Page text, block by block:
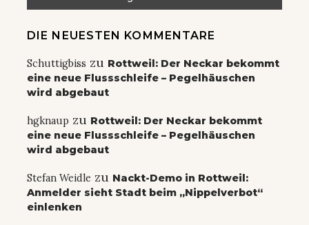
DIE NEUESTEN KOMMENTARE
Schuttigbiss zu Rottweil: Der Neckar bekommt
eine neue Flussschleife – Pegelhäuschen
wird abgebaut
hgknaup zu Rottweil: Der Neckar bekommt
eine neue Flussschleife – Pegelhäuschen
wird abgebaut
Stefan Weidle zu Nackt-Demo in Rottweil:
Anmelder sieht Stadt beim „Nippelverbot“
einlenken